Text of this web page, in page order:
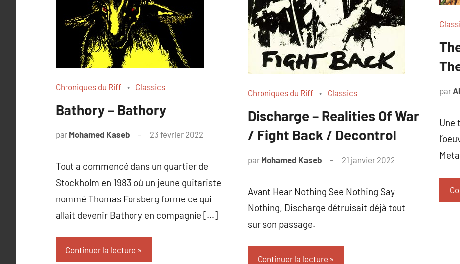
Chroniques du Riff Classics
Bathory – Bathory
par Mohamed Kaseb 23 février 2022
Tout a commencé dans un quartier de
Stockholm en 1983 où un jeune guitariste
nommé Thomas Forsberg forme ce qui
allait devenir Bathory en compagnie […]
Continuer la lecture
Chroniques du Riff Classics
Discharge – Realities Of War
/ Fight Back / Decontrol
par Mohamed Kaseb 21 janvier 2022
Avant Hear Nothing See Nothing Say
Nothing, Discharge détruisait déjà tout
sur son passage.
Continuer la lecture
par
Une